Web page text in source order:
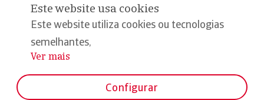
Política de cookies
Declaração de privacidade
Compromisso qualidade e segurança
Este website usa cookies
Este website utiliza cookies ou tecnologias
semelhantes,
...
Ver mais
Configurar